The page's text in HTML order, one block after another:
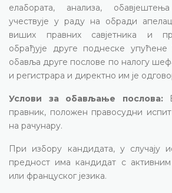
елабората, анализа,
учествује у раду на обради
виших правних савјетника и
обрађује друге поднеске упућене
обавља друге послове по налогу
и регистрара и директно им је
Услови за обављање послова:
правник, положен правосудни
на рачунару.
При избору кандидата, у случају
предност има кандидат с
или француског језика.